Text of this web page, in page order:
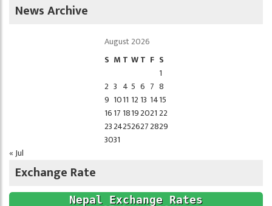
News Archive
August 2026
S M T WT F S
1
2 3 4 5 6 7 8
9 1011 12 13 1415
1617 1819202122
23242526272829
3031
« Jul
Exchange Rate